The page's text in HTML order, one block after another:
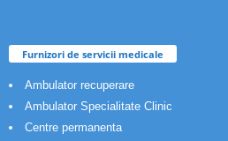
Furnizori de servicii medicale
Ambulator recuperare
Ambulator Specialitate Clinic
Centre permanenta